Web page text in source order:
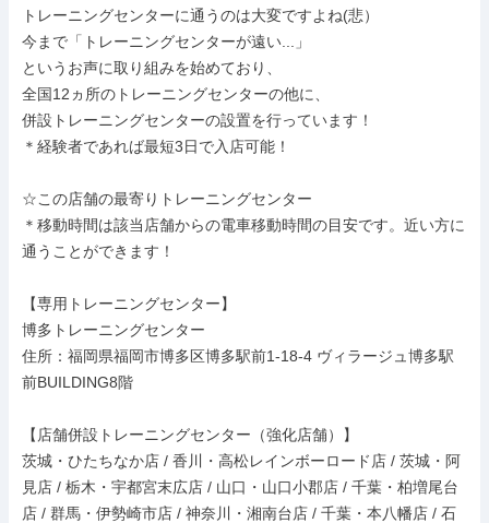
トレーニングセンターに通うのは大変ですよね(悲）
今まで「トレーニングセンターが遠い...」
というお声に取り組みを始めており、
全国12ヵ所のトレーニングセンターの他に、
併設トレーニングセンターの設置を行っています！
＊経験者であれば最短3日で入店可能！
☆この店舗の最寄りトレーニングセンター
＊移動時間は該当店舗からの電車移動時間の目安です。近い方に
通うことができます！
【専用トレーニングセンター】
博多トレーニングセンター
住所：福岡県福岡市博多区博多駅前1-18-4 ヴィラージュ博多駅
前BUILDING8階
【店舗併設トレーニングセンター（強化店舗）】
茨城・ひたちなか店 / 香川・高松レインボーロード店 / 茨城・阿
見店 / 栃木・宇都宮末広店 / 山口・山口小郡店 / 千葉・柏増尾台
店 / 群馬・伊勢崎市店 / 神奈川・湘南台店 / 千葉・本八幡店 / 石